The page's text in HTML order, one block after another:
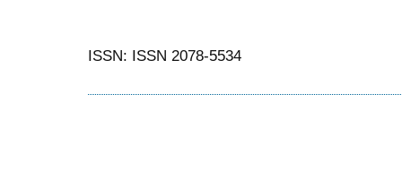
ISSN: ISSN 2078-5534